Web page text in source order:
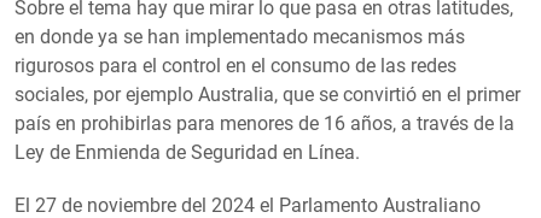
Sobre el tema hay que mirar lo que pasa en otras latitudes,
en donde ya se han implementado mecanismos más
rigurosos para el control en el consumo de las redes
sociales, por ejemplo Australia, que se convirtió en el primer
país en prohibirlas para menores de 16 años, a través de la
Ley de Enmienda de Seguridad en Línea.
El 27 de noviembre del 2024 el Parlamento Australiano